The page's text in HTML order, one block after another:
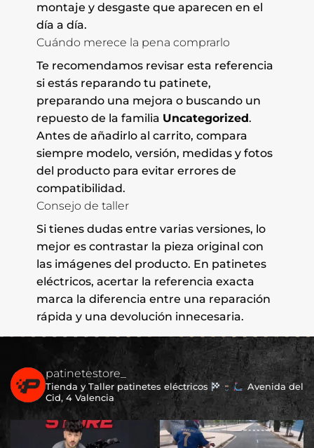
montaje y desgaste que aparecen en el
día a día.
Cuándo merece la pena comprarlo
Te recomendamos revisar esta referencia
si estás reparando tu patinete,
preparando una mejora o buscando un
repuesto de la familia Uncategorized.
Antes de añadirlo al carrito, compara
siempre modelo, versión, medidas y fotos
del producto para evitar errores de
compatibilidad.
Consejo de taller
Si tienes dudas entre varias versiones, lo
mejor es contrastar la pieza original con
las imágenes del producto. En patinetes
eléctricos, acertar la referencia exacta
marca la diferencia entre una reparación
rápida y una devolución innecesaria.
patinetestore_
Tienda y Taller patinetes eléctricos
Avenida del
Cid, 4 Valencia